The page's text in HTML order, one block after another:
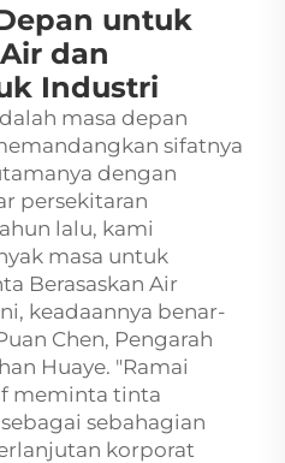
untuk
dan
Industri
masa depan
sifatnya
dengan
persekitaran
lalu, kami
masa untuk
Berasaskan Air
keadaannya benar-
Chen, Pengarah
Huaye. "Ramai
meminta tinta
sebahagian
korporat